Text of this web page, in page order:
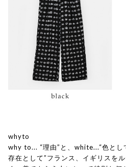
whyto
why to... “理由”と、white...“色とし
存在として”フランス、イギリスを